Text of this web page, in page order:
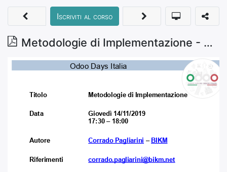
Metodologie di Implementazione - Corrado Pagliarini
Iscriviti al corso